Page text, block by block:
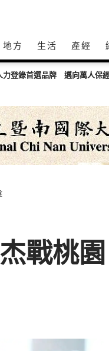
地方 生活 產經
戰桃